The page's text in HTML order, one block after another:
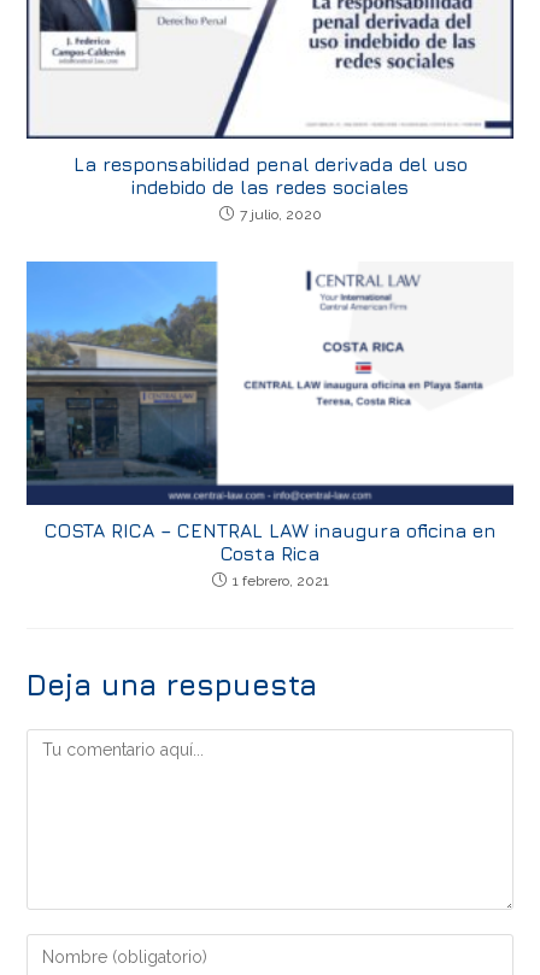
La responsabilidad penal derivada del uso
indebido de las redes sociales
7 julio, 2020
COSTA RICA – CENTRAL LAW inaugura oficina en
Costa Rica
1 febrero, 2021
Deja una respuesta